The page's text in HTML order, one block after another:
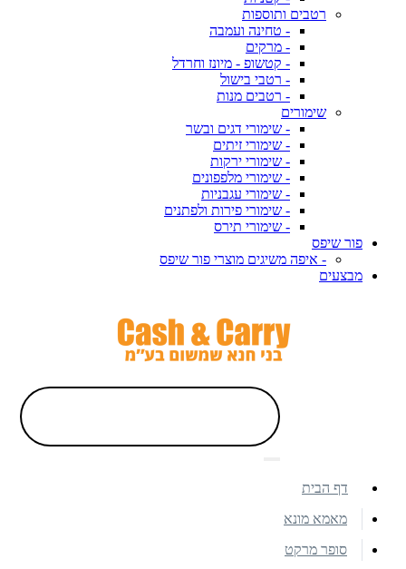
רטבים ותוספות
- טחינה ועמבה
- מרקים
- קטשופ - מיונז וחרדל
- רטבי בישול
- רטבים מנות
שימורים
- שימורי דגים ובשר
- שימורי זיתים
- שימורי ירקות
- שימורי מלפפונים
- שימורי עגבניות
- שימורי פירות ולפתנים
- שימורי תירס
פור שיפס
- איפה משיגים מוצרי פור שיפס
מבצעים
דף הבית
מאמא מונא
סופר מרקט